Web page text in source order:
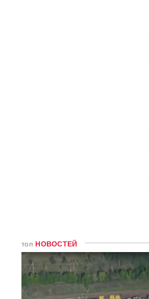
«Это не провал»:
BadComedian объяснил,
почему на премьере
«Колобка» оказались пустые
кинозалы
топ НОВОСТЕЙ